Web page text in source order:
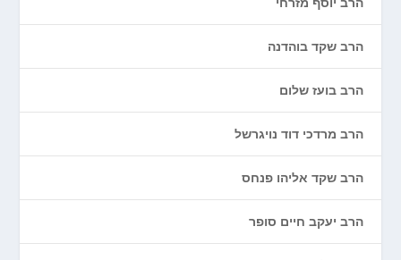
הרב שקד בוהדנה
הרב בועז שלום
הרב מרדכי דוד נויגרשל
הרב שקד אליהו פנחס
הרב יעקב חיים סופר